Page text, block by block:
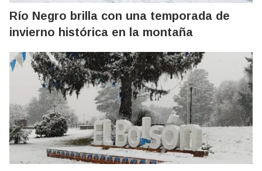
Río Negro brilla con una temporada de
invierno histórica en la montaña